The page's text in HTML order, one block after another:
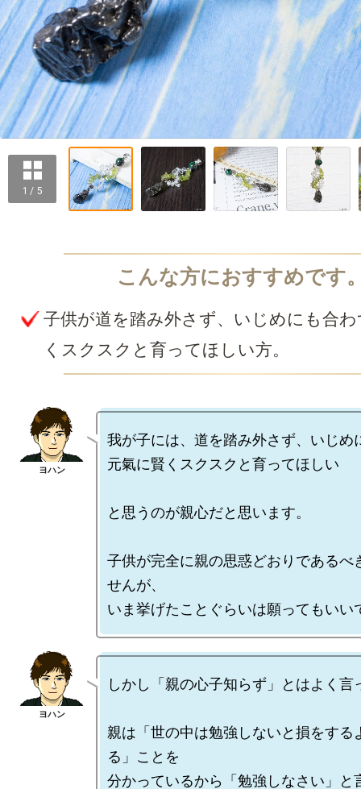
1 / 5
子供が道を踏み外さず、いじめにも合
くスクスクと育ってほしい方。
我が子には、道を踏み外さず、いじめ
元氣に賢くスクスクと育ってほしい
と思うのが親心だと思います。
子供が完全に親の思惑どおりであるべ
せんが、
しかし「親の心子知らず」とはよく言
親は「世の中は勉強しないと損をする
る」ことを
分かっているから「勉強しなさい」と